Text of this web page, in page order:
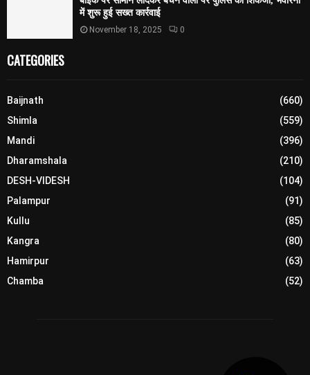
में शुरू हुई सख्त कार्रवाई
November 18, 2025 0
CATEGORIES
Baijnath
(660)
Shimla
(559)
Mandi
(396)
Dharamshala
(210)
DESH-VIDESH
(104)
Palampur
(91)
Kullu
(85)
Kangra
(80)
Hamirpur
(63)
Chamba
(52)